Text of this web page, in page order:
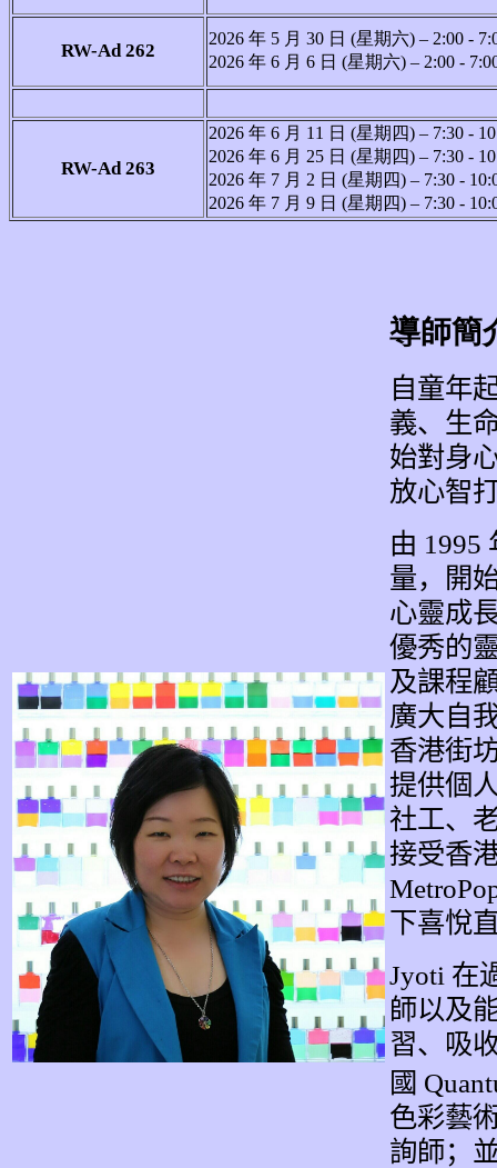
RW-Ad 262
2026 年 5 月 30 日 (星期六) – 2:00 -
2026 年 6 月 6 日 (星期六) – 2:00 -
RW-Ad 263
2026 年 6 月 11 日 (星期四) – 7:30 -
2026 年 6 月 25 日 (星期四) – 7:30 -
2026 年 7 月 2 日 (星期四) – 7:30 -
2026 年 7 月 9 日 (星期四) – 7:30 -
導師簡
自童年
義、生
始對身
放心智
由 1995
量，
開
心靈成
優秀的
及課程
廣大自
香港街
提供個
社工、
接受香
下喜悅
Jyoti 在
師以及
習、吸
國
色彩藝
詢師；